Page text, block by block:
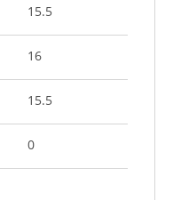
15.5
16
15.5
0